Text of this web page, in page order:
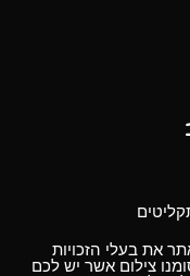
את בעלי הזכויות
צילום אשר יש לכם